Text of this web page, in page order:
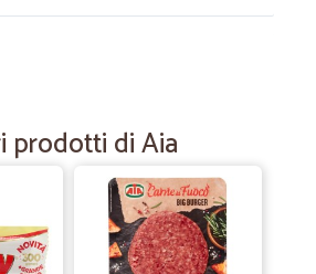
28/02/2022
prodotti di Aia